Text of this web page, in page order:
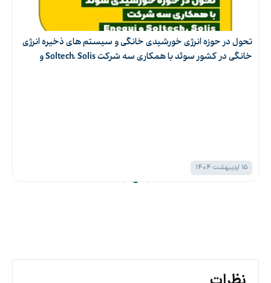
تحول در حوزه انرژی خورشیدی خانگی و سیستم های ذخیره انرژی
خانگی در کشور سوئد با همکاری سه شرکت Soltech، Solis و
15 اردیبهشت 1404